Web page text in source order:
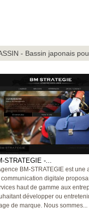
- Bassin japonais
STRATEGIE -...
BM-STRATEGIE est une
communication digitale
haut de gamme aux
développer ou
de marque. Nous sommes...